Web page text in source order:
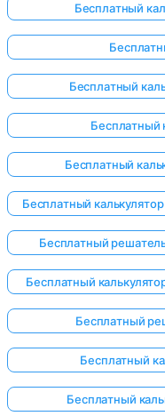
Бесплатный
Бесплатный
Бесплатный
Бесплатный
Бесплатный
Бесплатный
Бесплатный
Бесплатный
Бесплатный
Бесплатный